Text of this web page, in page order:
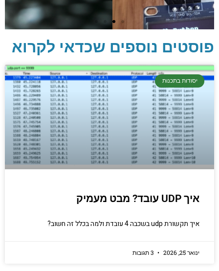
יסודות בתכנות
קריפטוגרפיה, ביצועים, אבטחת מידע ומידע
יסודי וחשוב שגם מתכנתים מנוסים לא תמיד
יודעים.
הכנסו עכשיו
פוסטים נוספים שכדאי לקרוא
יסודות בתכנות
איך UDP עובד? מבט מעמיק
איך תקשורת udp בשכבה 4 עובדת ולמה בכלל זה חשוב?
ינואר 25, 2026